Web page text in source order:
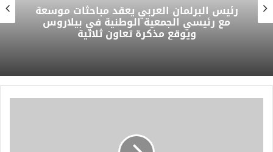
الدكتورة راندا رزق تقدم واجب العزاء في
وفاة الأمير الوالد الشيخ حمد بن خليفة آل
ثاني بسفارة دولة قطر بالقاهرة